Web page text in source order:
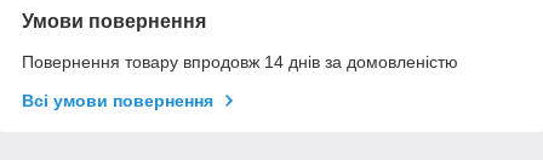
Умови повернення
Повернення товару впродовж 14 днів за домовленістю
Всі умови повернення